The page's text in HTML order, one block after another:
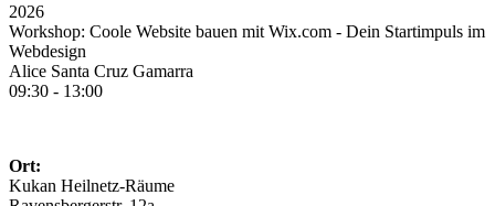
2026
Workshop: Coole Website bauen mit Wix.com - Dein Startimpuls im
Webdesign
Alice Santa Cruz Gamarra
09:30 - 13:00
Ort:
Kukan Heilnetz-Räume